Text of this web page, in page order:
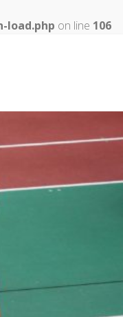
load.php on line 106